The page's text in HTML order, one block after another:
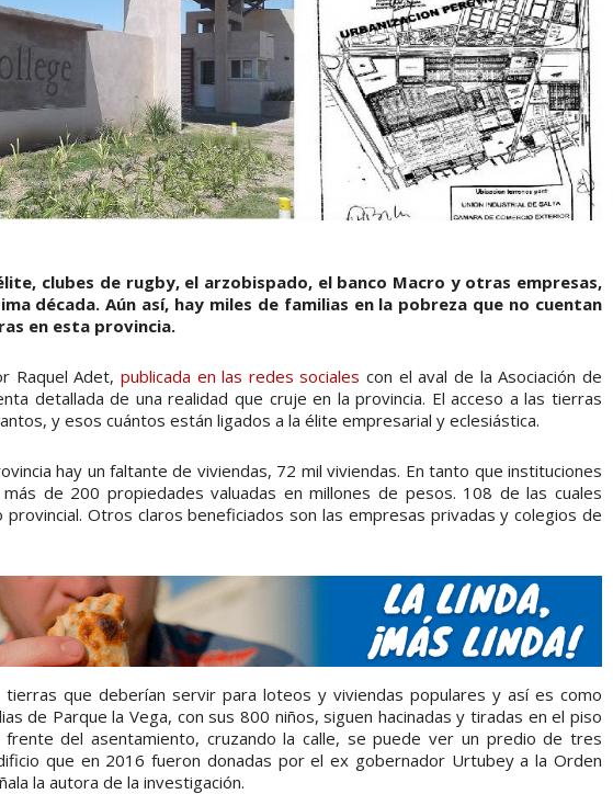
clubes de rugby, el arzobispado, el banco Macro y otras empresas,
década. Aún así, hay miles de familias en la pobreza que no cuentan
en esta provincia.
Raquel Adet, publicada en las redes sociales con el aval de la Asociación de
detallada de una realidad que cruje en la provincia. El acceso a las tierras
y esos cuántos están ligados a la élite empresarial y eclesiástica.
hay un faltante de viviendas, 72 mil viviendas. En tanto que instituciones
de 200 propiedades valuadas en millones de pesos. 108 de las cuales
provincial. Otros claros beneficiados son las empresas privadas y colegios de
tierras que deberían servir para loteos y viviendas populares y así es como
de Parque la Vega, con sus 800 niños, siguen hacinadas y tiradas en el piso
del asentamiento, cruzando la calle, se puede ver un predio de tres
que en 2016 fueron donadas por el ex gobernador Urtubey a la Orden
la autora de la investigación.